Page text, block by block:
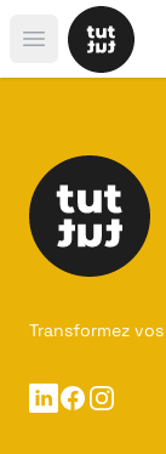
Open main
Transformez
Linkedin
Facebook
Instagram